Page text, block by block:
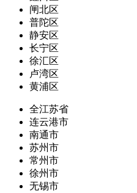
闸北区
普陀区
静安区
长宁区
徐汇区
卢湾区
黄浦区
全江苏省
连云港市
南通市
苏州市
常州市
徐州市
无锡市